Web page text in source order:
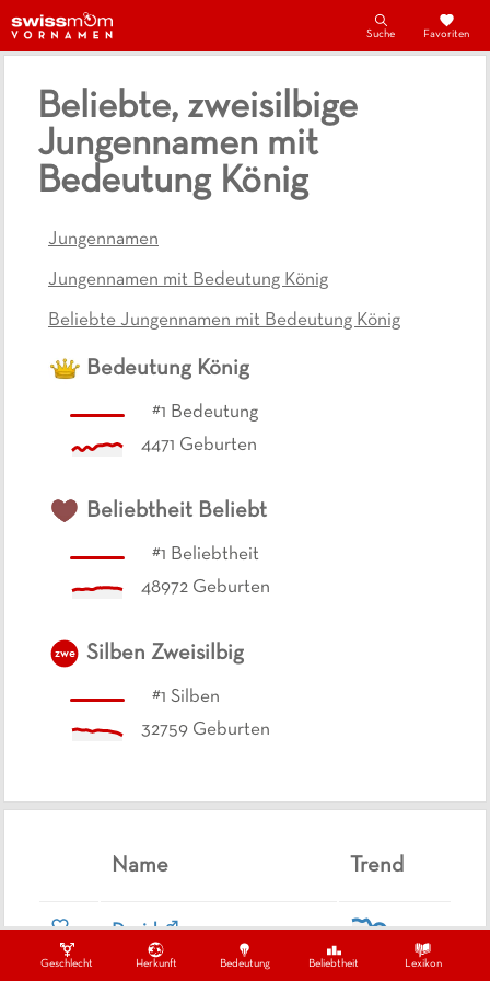
Geschlecht Herkunft Bedeutung Beliebtheit Lexikon
Suche Favoriten
Beliebte, zweisilbige
Jungennamen mit
Bedeutung König
Jungennamen
Jungennamen mit Bedeutung König
Beliebte Jungennamen mit Bedeutung König
Bedeutung König
#1 Bedeutung
4471 Geburten
Beliebtheit Beliebt
#1 Beliebtheit
48972 Geburten
zwe Silben Zweisilbig
#1 Silben
32759 Geburten
Name Trend
David